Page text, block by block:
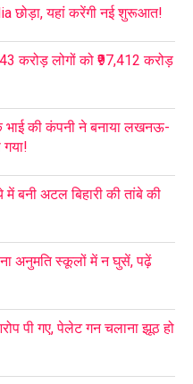
छोड़ा, यहां करेंगी नई शुरूआत!
करोड़ लोगों को ₹97,412 करोड़
की कंपनी ने बनाया लखनऊ-
बनी अटल बिहारी की तांबे की
अनुमति स्कूलों में न घुसें, पढ़ें
पी गए, पेलेट गन चलाना झूठ हो